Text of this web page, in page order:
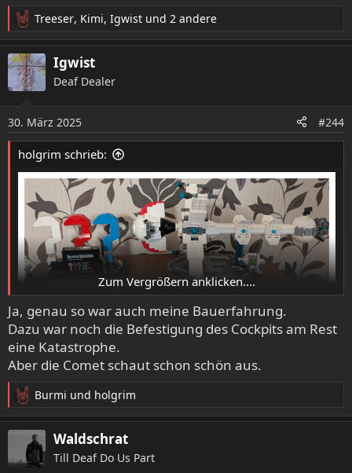
R
e
a
k
t
n
e
n
Treeser, Kimi, Igwist und 2 andere
Igwist
Deaf Dealer
30. März 2025 #244
holgrim schrieb:
Zum Vergrößern anklicken....
Ja, genau so war auch meine Bauerfahrung.
Dazu war noch die Befestigung des Cockpits am Rest
eine Katastrophe.
Aber die Comet schaut schon schön aus.
R
e
a
t
Burmi und holgrim
Waldschrat
Till Deaf Do Us Part